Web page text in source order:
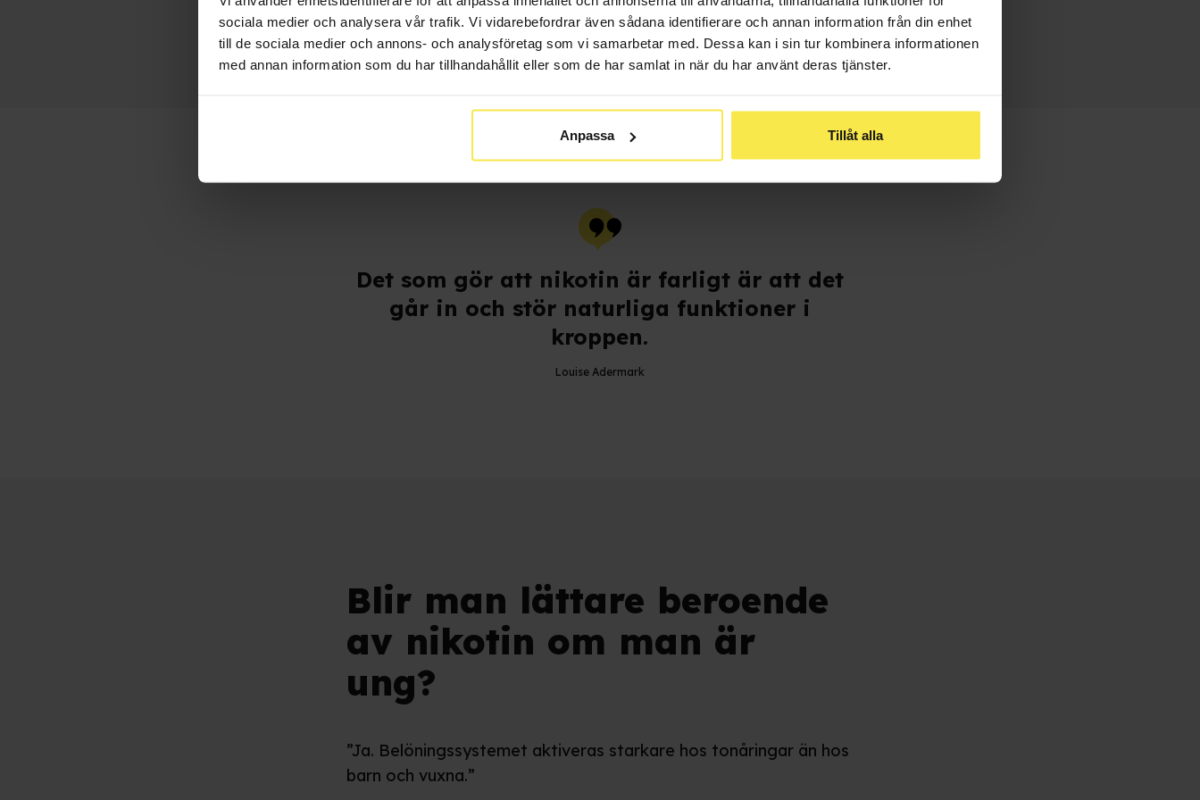
sociala medier och analysera vår trafik. Vi vidarebefordrar även sådana identifierare och annan information från din enhet
till de sociala medier och annons- och analysföretag som vi samarbetar med. Dessa kan i sin tur kombinera informationen
med annan information som du har tillhandahållit eller som de har samlat in när du har använt deras tjänster.
Anpassa Tillåt alla
Det som gör att nikotin är farligt är att det
går in och stör naturliga funktioner i
kroppen.
Louise Adermark
Blir man lättare beroende
av nikotin om man är
ung?
”Ja. Belöningssystemet aktiveras starkare hos tonåringar än hos
barn och vuxna.”